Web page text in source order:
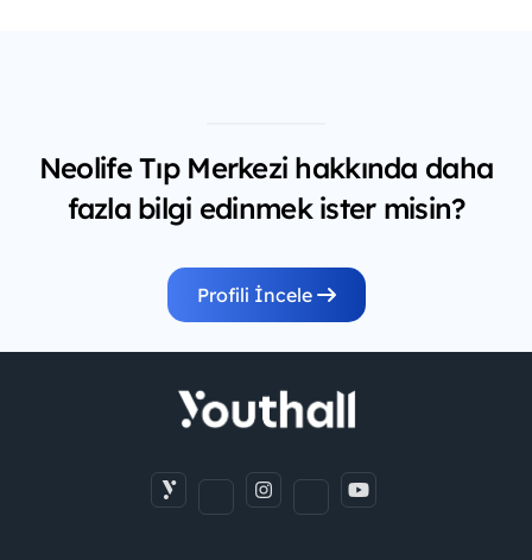
Neolife Tıp Merkezi hakkında daha
fazla bilgi edinmek ister misin?
Profili İncele